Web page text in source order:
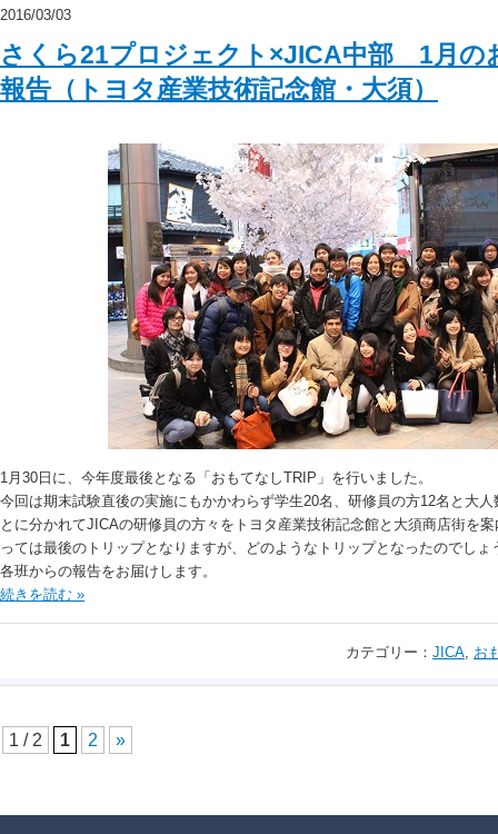
2016/03/03
さくら21プロジェクト×JICA中部 1月の
報告（トヨタ産業技術記念館・大須）
1月30日に、今年度最後となる「おもてなしTRIP」を行いました。
今回は期末試験直後の実施にもかかわらず学生20名、研修員の方12名と大
とに分かれてJICAの研修員の方々をトヨタ産業技術記念館と大須商店街を
っては最後のトリップとなりますが、どのようなトリップとなったのでしょ
各班からの報告をお届けします。
続きを読む »
カテゴリー： JICA, お
1 / 2 1 2 »